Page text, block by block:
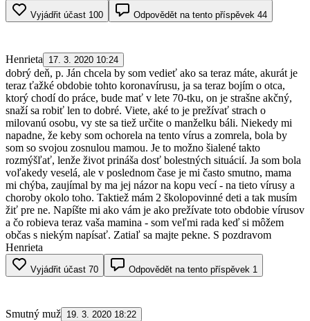
Vyjádřit účast 100 Odpovědět na tento příspěvek 44
Henrieta 17. 3. 2020 10:24
dobrý deň, p. Ján chcela by som vedieť ako sa teraz máte, akurát je
teraz ťažké obdobie tohto koronavírusu, ja sa teraz bojím o otca,
ktorý chodí do práce, bude mať v lete 70-tku, on je strašne akčný,
snaží sa robiť len to dobré. Viete, aké to je prežívať strach o
milovanú osobu, vy ste sa tiež určite o manželku báli. Niekedy mi
napadne, že keby som ochorela na tento vírus a zomrela, bola by
som so svojou zosnulou mamou. Je to možno šialené takto
rozmýšľať, lenže život prináša dosť bolestných situácií. Ja som bola
voľakedy veselá, ale v poslednom čase je mi často smutno, mama
mi chýba, zaujímal by ma jej názor na kopu vecí - na tieto vírusy a
choroby okolo toho. Taktiež mám 2 školopovinné deti a tak musím
žiť pre ne. Napíšte mi ako vám je ako prežívate toto obdobie vírusov
a čo robieva teraz vaša mamina - som veľmi rada keď si môžem
občas s niekým napísať. Zatiaľ sa majte pekne. S pozdravom
Henrieta
Vyjádřit účast 70 Odpovědět na tento příspěvek 1
Smutný muž 19. 3. 2020 18:22